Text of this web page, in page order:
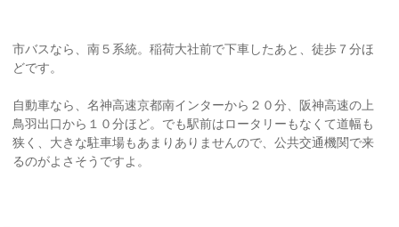
市バスなら、南５系統。稲荷大社前で下車したあと、徒歩７分ほ
どです。
自動車なら、名神高速京都南インターから２０分、阪神高速の上
鳥羽出口から１０分ほど。でも駅前はロータリーもなくて道幅も
狭く、大きな駐車場もあまりありませんので、公共交通機関で来
るのがよさそうですよ。